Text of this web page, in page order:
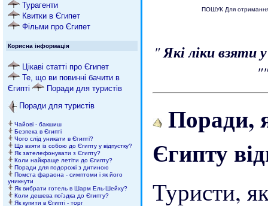
Турагенти
Квитки в Єгипет
Фільми про Єгипет
Корисна інформація
Цікаві статті про Єгипет
Те, що ви повинні бачити в
Єгипті
Поради для туристів
Поради для туристів
Чайові - бакшиш
Безпека в Єгипті
Чого слід уникати в Єгипті?
Що взяти із собою до Єгипту у відпустку?
Як зателефонувати з Єгипту?
Коли найкраще летіти до Єгипту?
Поради для подорожі з дитиною
Помста фараона - симптоми і як його
уникнути
Як вибрати готель в Шарм Ель-Шейху?
Коли дешева поїздка до Єгипту?
Як купити в Єгипті - торг
ПОШУК Для отримання
"Які ліки взяти
Поради,
Єгипту
Туристи,